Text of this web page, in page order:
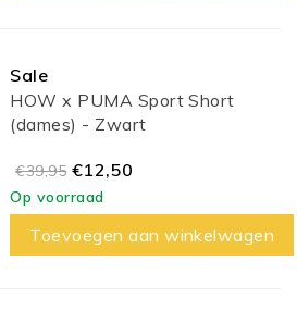
Sale
HOW x PUMA Sport Short
(dames) - Zwart
€39,95 €12,50
Op voorraad
Toevoegen aan winkelwagen